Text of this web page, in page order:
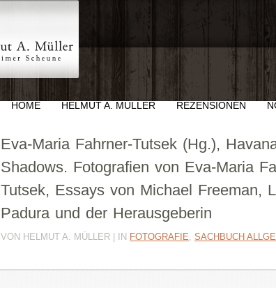
HOME HELMUT A. MÜLLER REZENSIONEN
Eva-Maria Fahrner-Tutsek (Hg.),
Shadows. Fotografien von Eva-Maria
Tutsek, Essays von Michael Freeman,
Padura und der Herausgeberin
VON HELMUT A. MÜLLER | IN FOTOGRAFIE, SACHBUCH